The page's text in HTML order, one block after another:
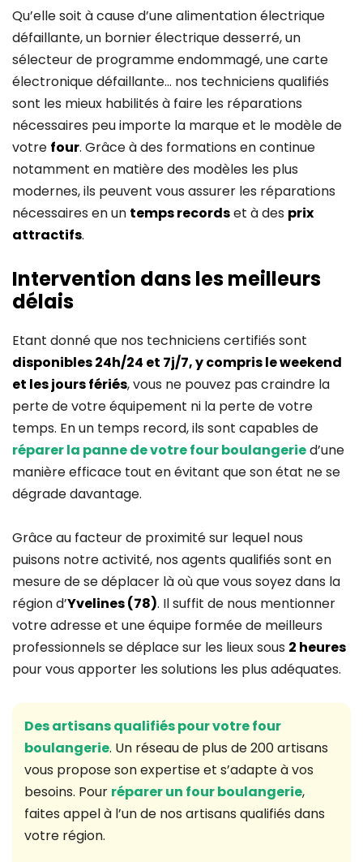
Qu’elle soit à cause d’une alimentation électrique
défaillante, un bornier électrique desserré, un
sélecteur de programme endommagé, une carte
électronique défaillante… nos techniciens qualifiés
sont les mieux habilités à faire les réparations
nécessaires peu importe la marque et le modèle de
votre four. Grâce à des formations en continue
notamment en matière des modèles les plus
modernes, ils peuvent vous assurer les réparations
nécessaires en un temps recordset à des prix
attractifs.
Intervention dans les meilleurs
délais
Etant donné que nos techniciens certifiés sont
disponibles 24h/24 et 7j/7, y compris le weekend
et les jours fériés, vous ne pouvez pas craindre la
perte de votre équipement ni la perte de votre
temps. En un temps record, ils sont capables de
réparer la panne de votre four boulangeried’une
manière efficace tout en évitant que son état ne se
dégrade davantage.
Grâce au facteur de proximité sur lequel nous
puisons notre activité, nos agents qualifiés sont en
mesure de se déplacer là où que vous soyez dans la
région d’Yvelines (78). Il suffit de nous mentionner
votre adresse et une équipe formée de meilleurs
professionnels se déplace sur les lieux sous 2 heures
pour vous apporter les solutions les plus adéquates.
Des artisans qualifiés pour votre four
boulangerie. Un réseau de plus de 200 artisans
vous propose son expertise et s’adapte à vos
besoins. Pour réparer un four boulangerie,
faites appel à l’un de nos artisans qualifiés dans
votre région.